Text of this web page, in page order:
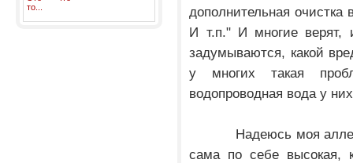
дополнительная
И т.п." И многие верят,
задумываются, какой
у многих такая
водопроводная вода у
Надеюсь моя
сама по себе высокая,